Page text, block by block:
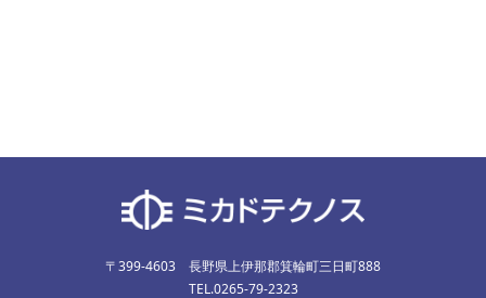
〒399-4603 長野県上伊那郡箕輪町三日町888
TEL.0265-79-2323